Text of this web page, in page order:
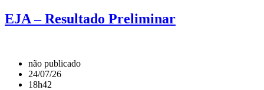
EJA – Resultado Preliminar
não publicado
24/07/26
18h42